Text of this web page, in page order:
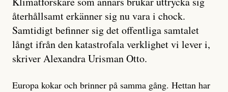
återhållsamt erkänner sig nu vara i chock.
Samtidigt befinner sig det offentliga samtalet
långt ifrån den katastrofala verklighet vi lever i,
skriver Alexandra Urisman Otto.
Europa kokar och brinner på samma gång. Hettan har